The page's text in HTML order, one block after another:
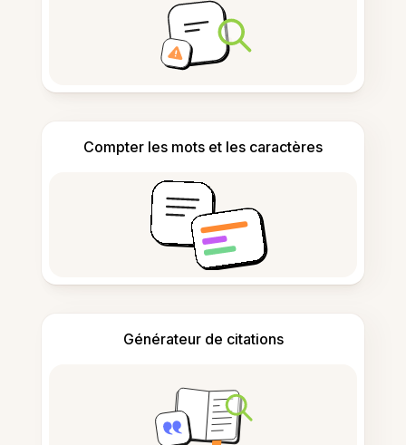
Compter les mots et les caractères
Générateur de citations